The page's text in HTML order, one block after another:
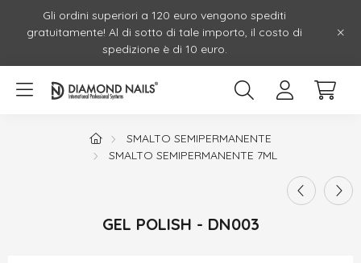
Gli ordini superiori a 120 euro vengono spediti
gratuitamente! Al di sotto di tale importo, il costo di
spedizione è di 10 euro.
SMALTO SEMIPERMANENTE
SMALTO SEMIPERMANENTE 7ML
GEL POLISH - DN003